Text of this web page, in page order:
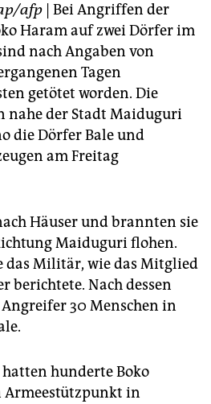
afp | Bei Angriffen der
Haram auf zwei Dörfer im
nach Angaben von
Tagen
getötet worden. Die
nahe der Stadt Maiduguri
die Dörfer Bale und
am Freitag
Häuser und brannten sie
Maiduguri flohen.
das Militär, wie das Mitglied
berichtete. Nach dessen
30 Menschen in
hunderte Boko
Armeestützpunkt in